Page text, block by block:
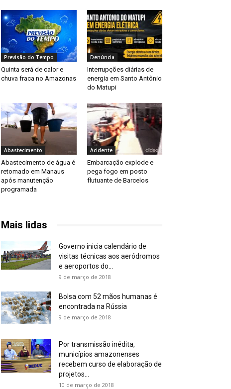
Previsão do Tempo
Quinta será de calor e
chuva fraca no Amazonas
Denúncia
Interrupções diárias de
energia em Santo Antônio
do Matupi
Abastecimento
Abastecimento de água é
retomado em Manaus
após manutenção
programada
Acidente
Embarcação explode e
pega fogo em posto
flutuante de Barcelos
Mais lidas
Governo inicia calendário de
visitas técnicas aos aeródromos
e aeroportos do...
9 de março de 2018
Bolsa com 52 mãos humanas é
encontrada na Rússia
9 de março de 2018
Por transmissão inédita,
municípios amazonenses
recebem curso de elaboração de
projetos...
10 de março de 2018